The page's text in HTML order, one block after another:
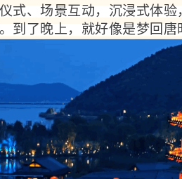
式、场景互动，沉浸式体
到了晚上，就好像是梦回